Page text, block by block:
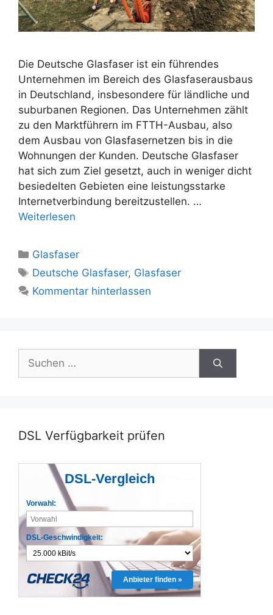
Die Deutsche Glasfaser ist ein führendes
Unternehmen im Bereich des Glasfaserausbaus
in Deutschland, insbesondere für ländliche und
suburbanen Regionen. Das Unternehmen zählt
zu den Marktführern im FTTH-Ausbau, also
dem Ausbau von Glasfasernetzen bis in die
Wohnungen der Kunden. Deutsche Glasfaser
hat sich zum Ziel gesetzt, auch in weniger dicht
besiedelten Gebieten eine leistungsstarke
Internetverbindung bereitzustellen. …
Weiterlesen
Kategorien
Glasfaser
Schlagwörter
Deutsche Glasfaser, Glasfaser
Kommentar hinterlassen
Suchen
nach:
DSL Verfügbarkeit prüfen
DSL-Vergleich
Vorwahl:
DSL-Geschwindigkeit:
Anbieter finden »